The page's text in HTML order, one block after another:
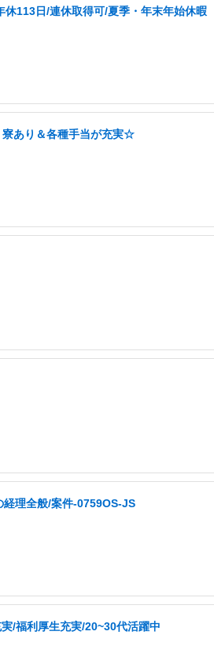
113日/連休取得可/夏季・年末年始休暇
寮あり＆各種手当が充実☆
経理全般/案件-0759OS-JS
/福利厚生充実/20~30代活躍中